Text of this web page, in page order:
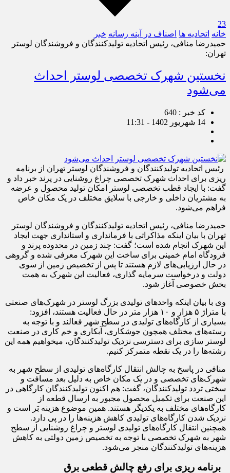
23
خانه اتحادیه ها اصناف در آینه رسانه خبر
حمیدرضا منافی، رئیس اتحادیه تولیدکنندگان و فروشندگان لوستر
تهران:
نخستین شهرک تخصصی لوستر احداث
می‌شود
کد خبر : 640
14 شهریور 1402 - 11:31
رئیس اتحادیه تولیدکنندگان و فروشندگان لوستر تهران از برنامه
ریزی برای احداث شهرک تخصصی چراغ روشنایی در پرند خبر داد و
گفت: با ایجاد قطب تخصصی لوستر امکان تولید محصول و عرضه
به مشتریان داخلی و خارجی با سلایق مختلف در یک مکان خاص
فراهم می‌شود.
حمیدرضا منافی، رئیس اتحادیه تولیدکنندگان و فروشندگان لوستر
تهران با بیان اینکه مذاکراتی با فرمانداری و استانداری جهت ایجاد
این شهرک انجام شده است؛ گفت: چند زمین در محدوده پرند و
فرودگاه امام خمینی برای ساخت این شهرک معرفی شده و گروهی
در حال ارزیابی‌های لازم هستند تا پس از تخصیص زمین از سوی
دولت و درخواست سرمایه گذاری، فعالیت این شهرک به همت
بخش خصوصی آغاز شود.
وی با بیان اینکه واحد‌های تولیدی بزرگ لوستر در شهرک‌های صنعتی
با متراژ ۵ هزار و ۱۰ هزار متر در حال فعالیت هستند، افزود:
بسیاری از کارگاه‌های تولیدی در سطح شهر فعالند و با توجه به
رسته‌های مختلف همچون جوشکاری، آبکاری و خم کاری در صنعت
لوستر سازی برای دسترسی نزدیک تولیدکنندگان، میخواهیم همه این
رشته‌ها را در یک نقطه متمرکز کنیم.
منافی در پاسخ به چالش انتقال کارگاه‌های تولیدی از سطح شهر به
شهرک‌های تخصصی و در یک مکان خاص به دلیل بعد مسافت و
سختی تردد تولیدکنندگان، گفت: هم اکنون تولیدکنندگان کارگاهی در
این صنعت برای تکمیل محصول مجبور به ارسال قطعه از
کارگاه‌های مختلف به یکدیگر هستند. همین موضوع هزینه بَر است و
نزدیک شدن کارگاه‌های تولیدی کاهش هزینه‌ها را در پی دارد.
همچنین انتقال کارگاه‌های تولیدی لوستر و چراغ روشنایی از سطح
شهر به شهرک تخصصی با توجه به تخصیص زمین دولتی به کاهش
هزینه‌های تولیدکنندگان منجر می‌شود.
برنامه ریزی برای رفع چالش قطعی برق